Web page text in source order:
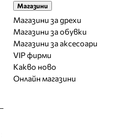
Магазини
Магазини за дрехи
Магазини за обувки
Магазини за aксесоари
VIP фирми
Какво ново
Онлайн магазини